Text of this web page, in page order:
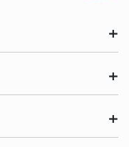
+
+
+